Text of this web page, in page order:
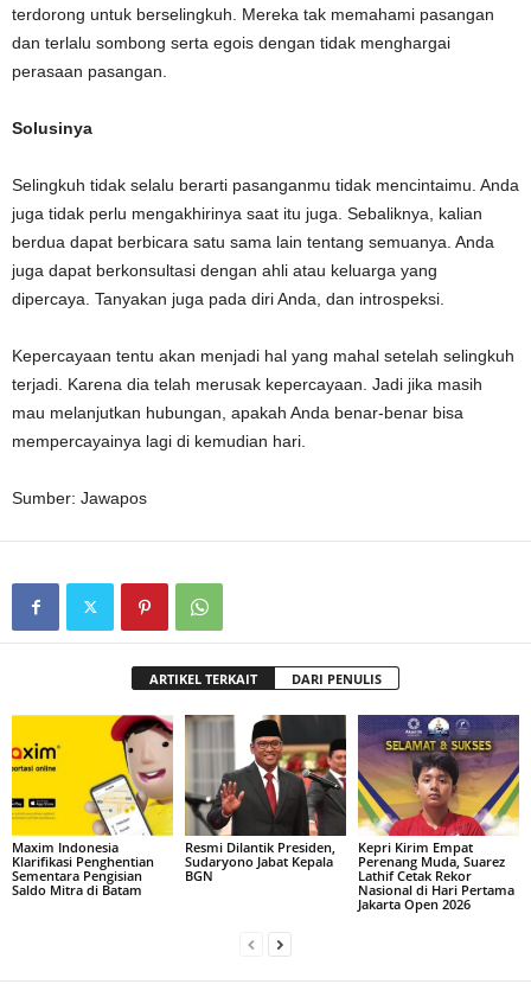
terdorong untuk berselingkuh. Mereka tak memahami pasangan
dan terlalu sombong serta egois dengan tidak menghargai
perasaan pasangan.
Solusinya
Selingkuh tidak selalu berarti pasanganmu tidak mencintaimu. Anda
juga tidak perlu mengakhirinya saat itu juga. Sebaliknya, kalian
berdua dapat berbicara satu sama lain tentang semuanya. Anda
juga dapat berkonsultasi dengan ahli atau keluarga yang
dipercaya. Tanyakan juga pada diri Anda, dan introspeksi.
Kepercayaan tentu akan menjadi hal yang mahal setelah selingkuh
terjadi. Karena dia telah merusak kepercayaan. Jadi jika masih
mau melanjutkan hubungan, apakah Anda benar-benar bisa
mempercayainya lagi di kemudian hari.
Sumber: Jawapos
ARTIKEL TERKAIT DARI PENULIS
Maxim Indonesia
Klarifikasi Penghentian
Sementara Pengisian
Saldo Mitra di Batam
Resmi Dilantik Presiden,
Sudaryono Jabat Kepala
BGN
Kepri Kirim Empat
Perenang Muda, Suarez
Lathif Cetak Rekor
Nasional di Hari Pertama
Jakarta Open 2026